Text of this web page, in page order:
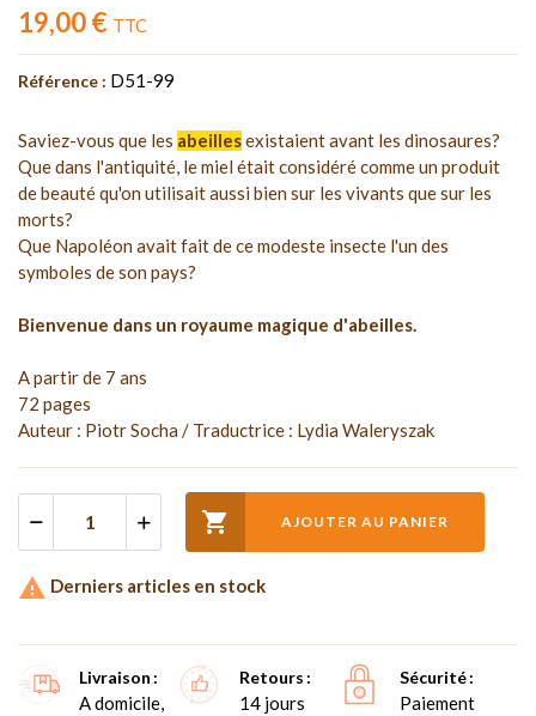
19,00 € TTC
Référence : D51-99
Saviez-vous que les abeillesexistaient avant les dinosaures?
Que dans l'antiquité, le miel était considéré comme un produit
de beauté qu'on utilisait aussi bien sur les vivants que sur les
morts?
Que Napoléon avait fait de ce modeste insecte l'un des
symboles de son pays?
Bienvenue dans un royaume magique d'abeilles.
A partir de 7 ans
72 pages
Auteur : Piotr Socha / Traductrice : Lydia Waleryszak
 AJOUTER AU PANIER
 Derniers articles en stock
Livraison
A domicile,
Retours
14 jours
Sécurité
Paiement